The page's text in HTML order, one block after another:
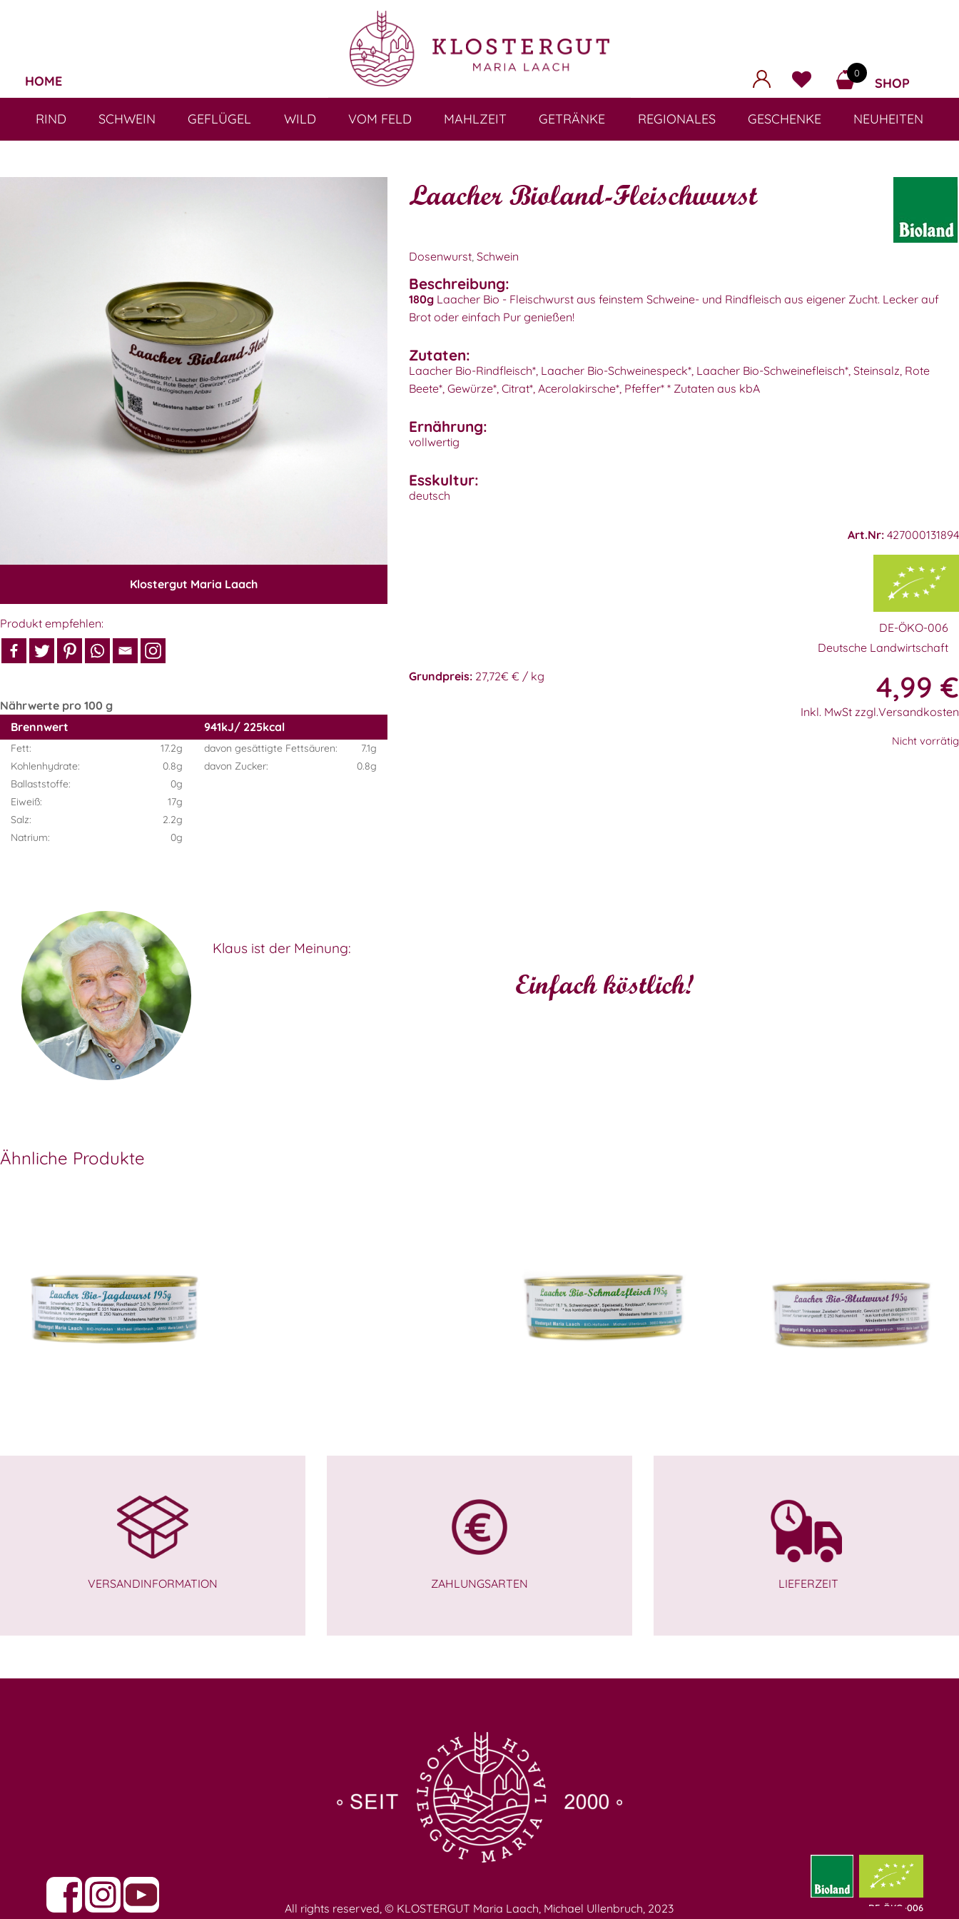
HOME 0
SHOP
RIND SCHWEIN GEFLÜGEL WILD VOM FELD MAHLZEIT GETRÄNKE REGIONALES GESCHENKE NEUHEITEN
Klostergut Maria Laach
Produkt empfehlen:
Nährwerte pro 100 g
Brennwert
941kJ/ 225kcal
Fett:
17.2g
Kohlenhydrate:
0.8g
Ballaststoffe:
0g
Eiweiß:
17g
Salz:
2.2g
Natrium:
0g
davon gesättigte Fettsäuren:
7.1g
davon Zucker:
0.8g
Laacher Bioland-Fleischwurst
Dosenwurst, Schwein
Beschreibung:
180gLaacher Bio - Fleischwurst aus feinstem Schweine- und Rindfleisch aus eigener Zucht. Lecker auf
Brot oder einfach Pur genießen!
Zutaten:
Laacher Bio-Rindfleisch*, Laacher Bio-Schweinespeck*, Laacher Bio-Schweinefleisch*, Steinsalz, Rote
Beete*, Gewürze*, Citrat*, Acerolakirsche*, Pfeffer* * Zutaten aus kbA
Ernährung:
vollwertig
Esskultur:
deutsch
Art.Nr: 427000131894
DE-ÖKO-006
Deutsche Landwirtschaft
Grundpreis: 27,72€ € / kg 4,99 €
Inkl. MwSt zzgl.Versandkosten
Nicht vorrätig
Klaus ist der Meinung:
Einfach köstlich!
Ähnliche Produkte
WISSEN wo´s herkommt! WISSEN wo´s herkommt! WISSEN wo´s herkommt!
VERSANDINFORMATION ZAHLUNGSARTEN LIEFERZEIT
All rights reserved, © KLOSTERGUT Maria Laach, Michael Ullenbruch, 2023 DE-ÖKO-006